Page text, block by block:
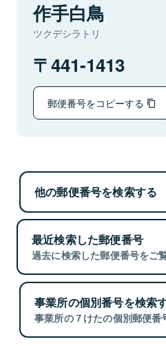
作手白鳥
ツクデシラトリ
441-1413
郵便番号をコピーする
他の郵便番号を検索する
最近検索した郵便番号
過去に検索した郵便番号をご
事業所の個別番号を検索
事業所の７けたの個別郵便番